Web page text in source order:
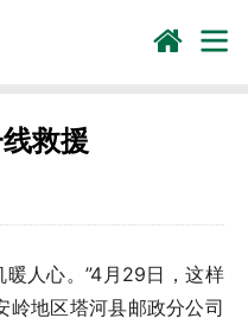
救援
人心。”4月29日，这样
岭地区塔河县邮政分公司